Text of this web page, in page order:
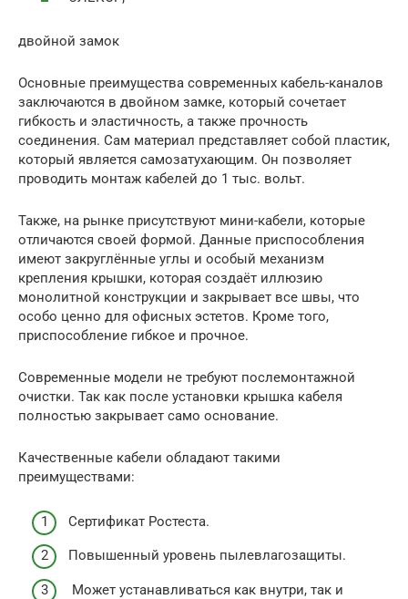
двойной замок
Основные преимущества современных кабель-каналов
заключаются в двойном замке, который сочетает
гибкость и эластичность, а также прочность
соединения. Сам материал представляет собой пластик,
который является самозатухающим. Он позволяет
проводить монтаж кабелей до 1 тыс. вольт.
Также, на рынке присутствуют мини-кабели, которые
отличаются своей формой. Данные приспособления
имеют закруглённые углы и особый механизм
крепления крышки, которая создаёт иллюзию
монолитной конструкции и закрывает все швы, что
особо ценно для офисных эстетов. Кроме того,
приспособление гибкое и прочное.
Современные модели не требуют послемонтажной
очистки. Так как после установки крышка кабеля
полностью закрывает само основание.
Качественные кабели обладают такими
преимуществами:
Сертификат Ростеста.
Повышенный уровень пылевлагозащиты.
Может устанавливаться как внутри, так и